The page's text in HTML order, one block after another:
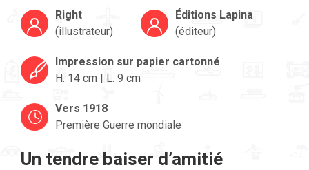
Right
(illustrateur)
Éditions Lapina
(éditeur)
Impression sur papier cartonné
H. 14 cm | L. 9 cm
Vers 1918
Première Guerre mondiale
Un tendre baiser d’amitié